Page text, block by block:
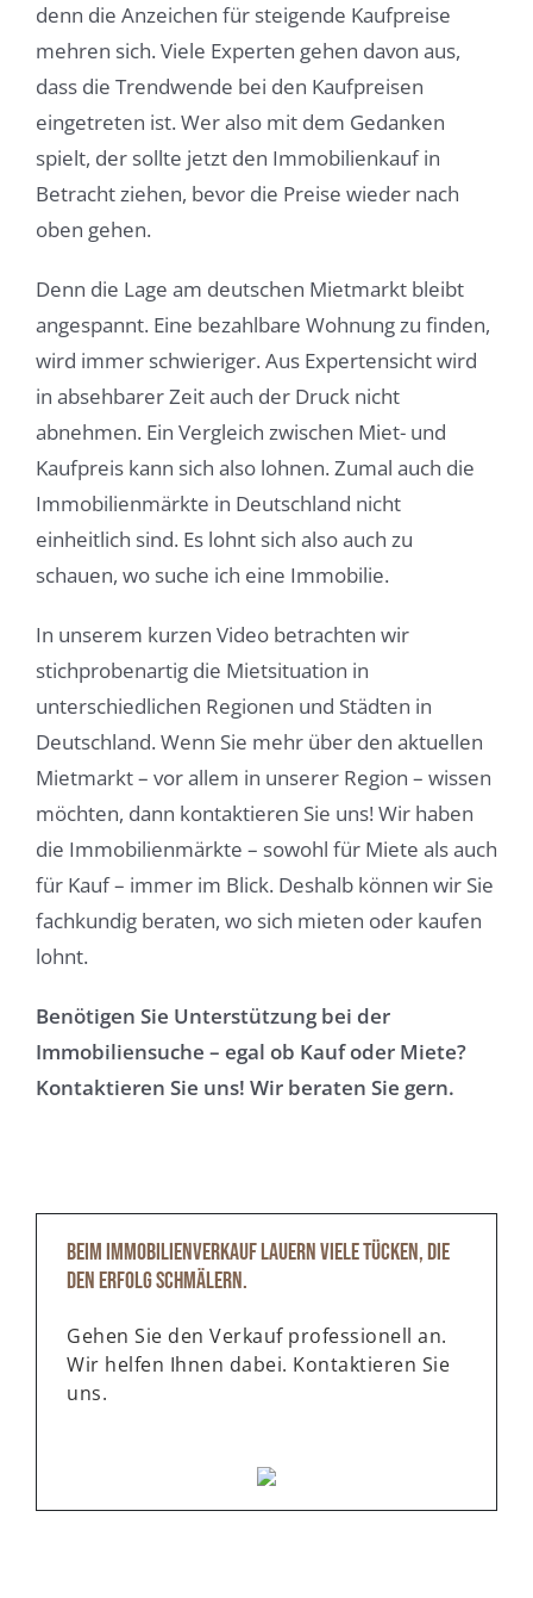
denn die Anzeichen für steigende Kaufpreise
mehren sich. Viele Experten gehen davon aus,
dass die Trendwende bei den Kaufpreisen
eingetreten ist. Wer also mit dem Gedanken
spielt, der sollte jetzt den Immobilienkauf in
Betracht ziehen, bevor die Preise wieder nach
oben gehen.
Denn die Lage am deutschen Mietmarkt bleibt
angespannt. Eine bezahlbare Wohnung zu finden,
wird immer schwieriger. Aus Expertensicht wird
in absehbarer Zeit auch der Druck nicht
abnehmen. Ein Vergleich zwischen Miet- und
Kaufpreis kann sich also lohnen. Zumal auch die
Immobilienmärkte in Deutschland nicht
einheitlich sind. Es lohnt sich also auch zu
schauen, wo suche ich eine Immobilie.
In unserem kurzen Video betrachten wir
stichprobenartig die Mietsituation in
unterschiedlichen Regionen und Städten in
Deutschland. Wenn Sie mehr über den aktuellen
Mietmarkt – vor allem in unserer Region – wissen
möchten, dann kontaktieren Sie uns! Wir haben
die Immobilienmärkte – sowohl für Miete als auch
für Kauf – immer im Blick. Deshalb können wir Sie
fachkundig beraten, wo sich mieten oder kaufen
lohnt.
Benötigen Sie Unterstützung bei der
Immobiliensuche – egal ob Kauf oder Miete?
Kontaktieren Sie uns! Wir beraten Sie gern.
Beim Immobilienverkauf lauern viele Tücken, die
den Erfolg schmälern.
Gehen Sie den Verkauf professionell an.
Wir helfen Ihnen dabei. Kontaktieren Sie
uns.